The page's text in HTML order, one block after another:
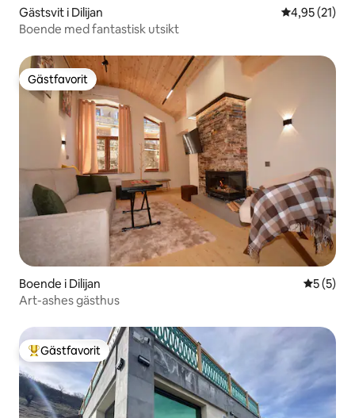
Gästsvit i Dilijan 4,95 av 5 i
4,95 (21)
Boende med fantastisk utsikt
Gästfavorit
Gästfavorit
Boende i Dilijan 5 av 5 i
5 (5)
Art-ashes gästhus
Populär gästfavorit
Gästfavorit